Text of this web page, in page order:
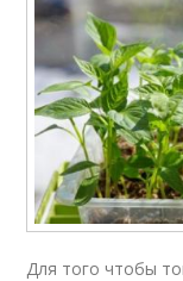
Для того чтобы